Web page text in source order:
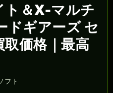
ト＆X-マルチ
ドギアーズ セ
価格｜最高
フト